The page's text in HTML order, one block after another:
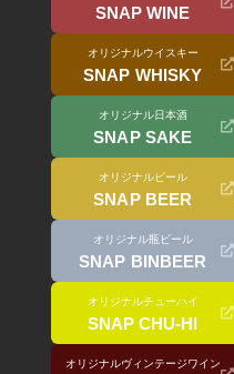
SNAP WINE
オリジナルウイスキー
SNAP WHISKY
オリジナル日本酒
SNAP SAKE
オリジナルビール
SNAP BEER
オリジナル瓶ビール
SNAP BINBEER
オリジナルチューハイ
SNAP CHU-HI
オリジナルヴィンテージワイン